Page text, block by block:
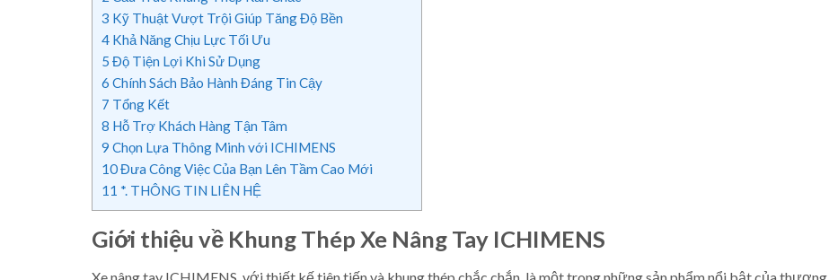
3 Kỹ Thuật Vượt Trội Giúp Tăng Độ Bền
4 Khả Năng Chịu Lực Tối Ưu
5 Độ Tiện Lợi Khi Sử Dụng
6 Chính Sách Bảo Hành Đáng Tin Cậy
7 Tổng Kết
8 Hỗ Trợ Khách Hàng Tận Tâm
9 Chọn Lựa Thông Minh với ICHIMENS
10Đưa Công Việc Của Bạn Lên Tầm Cao Mới
11 *. THÔNG TIN LIÊN HỆ
Giới thiệu về Khung Thép Xe Nâng Tay ICHIMENS